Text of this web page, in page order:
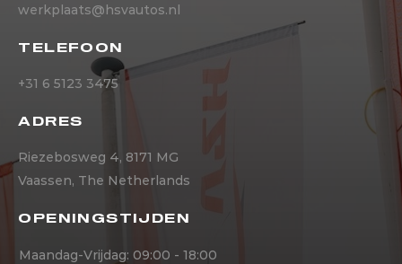
werkplaats@hsvautos.nl
TELEFOON
+31 6 5123 3475
ADRES
Riezebosweg 4, 8171 MG
Vaassen, The Netherlands
OPENINGSTIJDEN
Maandag-Vrijdag: 09:00 - 18:00